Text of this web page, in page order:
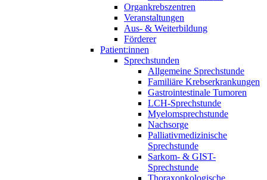
Organkrebszentren
Veranstaltungen
Aus- & Weiterbildung
Förderer
Patient:innen
Sprechstunden
Allgemeine Sprechstunde
Familiäre Krebserkrankungen
Gastrointestinale Tumoren
LCH-Sprechstunde
Myelomsprechstunde
Nachsorge
Palliativmedizinische
Sprechstunde
Sarkom- & GIST-
Sprechstunde
Thoraxonkologische